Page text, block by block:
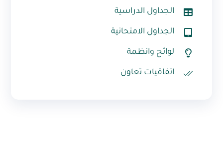
الجداول الدراسية
الجداول الامتحانية
لوائح وانظمة
اتفاقيات تعاون